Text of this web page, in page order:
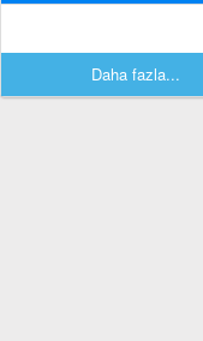
Daha fazla...